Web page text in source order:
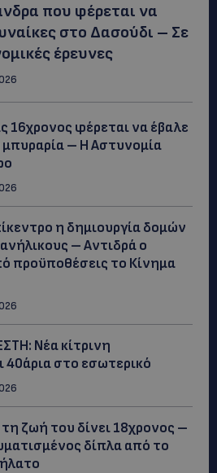
που φέρεται να
στο Δασούδι – Σε
έρευνες
16χρονος φέρεται να έβαλε
– Η Αστυνομία
η δημιουργία δομών
– Αντιδρά ο
προϋποθέσεις το Κίνημα
Νέα κίτρινη
40άρια στο εσωτερικό
ζωή του δίνει 18χρονος –
δίπλα από το